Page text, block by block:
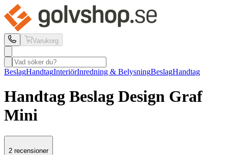
Varukorg
BeslagHandtagInteriörInredning & BelysningBeslagHandtag
Handtag Beslag Design Graf
Mini
2 recensioner